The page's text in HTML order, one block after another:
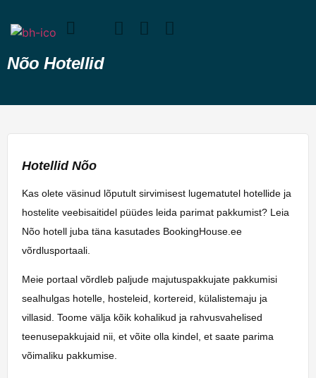
Nõo Hotellid
Hotellid Nõo
Kas olete väsinud lõputult sirvimisest lugematutel hotellide ja
hostelite veebisaitidel püüdes leida parimat pakkumist? Leia
Nõo hotell juba täna kasutades BookingHouse.ee
võrdlusportaali.
Meie portaal võrdleb paljude majutuspakkujate pakkumisi
sealhulgas hotelle, hosteleid, kortereid, külalistemaju ja
villasid. Toome välja kõik kohalikud ja rahvusvahelised
teenusepakkujaid nii, et võite olla kindel, et saate parima
võimaliku pakkumise.